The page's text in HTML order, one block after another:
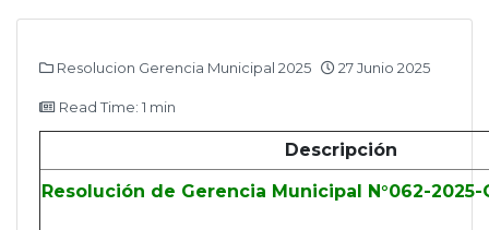
Resolucion Gerencia Municipal 2025 27 Junio 2025
Read Time: 1 min
Descripción
Resolución de Gerencia Municipal N°062-2025-